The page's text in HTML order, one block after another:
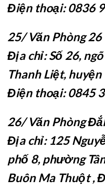
Điện thoại: 0836
25/ Văn Phòng
Địa chỉ: Số 26,
Thanh Liệt,
Điện thoại: 0845
26/ Văn Phòng
Địa chỉ: 125
phố 8, phường
Buôn Ma Thuột ,